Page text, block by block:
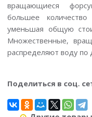
вращающиеся
большее
уменьшая общую
Множественные,
распределяют воду по
Поделиться в соц.